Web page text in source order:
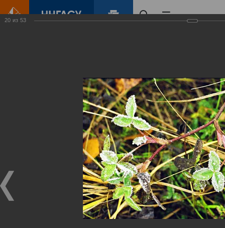
Виртуальные
выставки
(фотоальбомы)
20 из 53